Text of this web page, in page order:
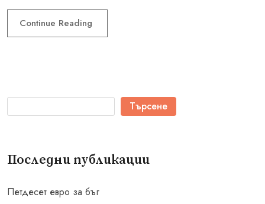
Continue Reading
Търсене
Последни публикации
Петдесет евро за бъг